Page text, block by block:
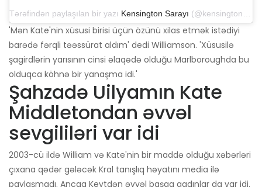
Tərəfindən paylaşılan bir yazı Kensington Sarayı (@kensingtonroyal) 20 may 2019-cu il, saat 12: 07-də ​​PDT
'Mən Kate'nin xüsusi birisi üçün özünü xilas etmək istədiyi
barədə fərqli təəssürat aldım' dedi Williamson. 'Xüsusilə
şagirdlərin yarısının cinsi əlaqədə olduğu Marlboroughda bu
olduqca köhnə bir yanaşma idi.'
Şahzadə Uilyamın Kate
Middletondan əvvəl
sevgililəri var idi
2003-cü ildə William və Kate'nin bir maddə olduğu xəbərləri
çıxana qədər gələcək Kral tanışlıq həyatını media ilə
paylaşmadı. Ancaq Keytdən əvvəl başqa qadınlar da var idi.